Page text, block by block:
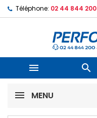
Téléphone: 02 44 844 200
 
MENU